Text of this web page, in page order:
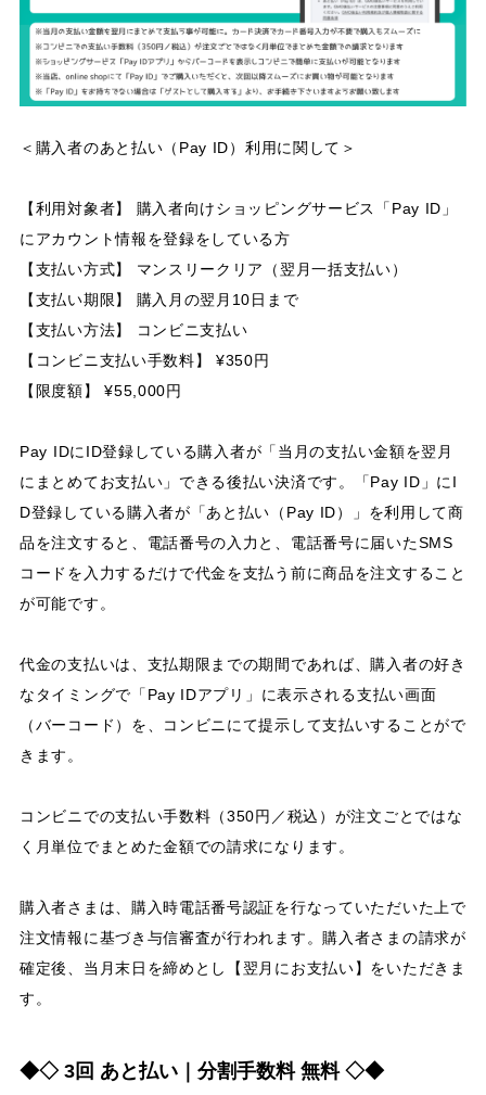
＜購入者のあと払い（Pay ID）利用に関して＞
【利用対象者】 購入者向けショッピングサービス「Pay ID」
にアカウント情報を登録をしている方
【支払い方式】 マンスリークリア（翌月一括支払い）
【支払い期限】 購入月の翌月10日まで
【支払い方法】 コンビニ支払い
【コンビニ支払い手数料】 ¥350円
【限度額】 ¥55,000円
Pay IDにID登録している購入者が「当月の支払い金額を翌月
にまとめてお支払い」できる後払い決済です。「Pay ID」にI
D登録している購入者が「あと払い（Pay ID）」を利用して商
品を注文すると、電話番号の入力と、電話番号に届いたSMS
コードを入力するだけで代金を支払う前に商品を注文すること
が可能です。
代金の支払いは、支払期限までの期間であれば、購入者の好き
なタイミングで「Pay IDアプリ」に表示される支払い画面
（バーコード）を、コンビニにて提示して支払いすることがで
きます。
コンビニでの支払い手数料（350円／税込）が注文ごとではな
く月単位でまとめた金額での請求になります。
購入者さまは、購入時電話番号認証を行なっていただいた上で
注文情報に基づき与信審査が行われます。購入者さまの請求が
確定後、当月末日を締めとし【翌月にお支払い】をいただきま
す。
◆◇ 3回 あと払い｜分割手数料 無料 ◇◆